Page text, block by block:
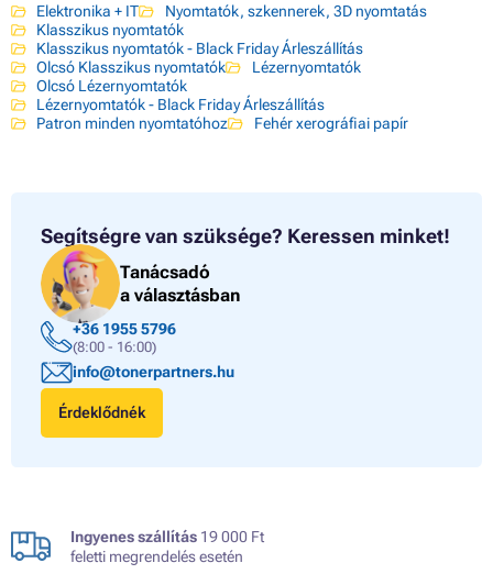
Elektronika + IT
Nyomtatók, szkennerek, 3D nyomtatás
Klasszikus nyomtatók
Klasszikus nyomtatók - Black Friday Árleszállítás
Olcsó Klasszikus nyomtatók
Lézernyomtatók
Olcsó Lézernyomtatók
Lézernyomtatók - Black Friday Árleszállítás
Patron minden nyomtatóhoz
Fehér xerográfiai papír
Segítségre van szüksége? Keressen minket!
Tanácsadó
a választásban
+36 1955 5796
(8:00 - 16:00)
info@tonerpartners.hu
Érdeklődnék
Ingyenes szállítás 19 000 Ft
feletti megrendelés esetén